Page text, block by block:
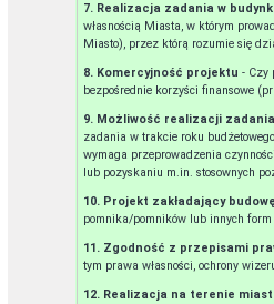
7. Realizacja zadania w
własnością Miasta, w którym
Miasto), przez którą rozumie się
8. Komercyjność projektu - Czy
bezpośrednie korzyści finansowe
9. Możliwość realizacji
zadania w trakcie roku
wymaga przeprowadzenia
lub pozyskaniu m.in. stosownych
10. Projekt zakładający
pomnika/pomników lub innych
11. Zgodność z przepisami
tym prawa własności, ochrony
12. Realizacja na terenie